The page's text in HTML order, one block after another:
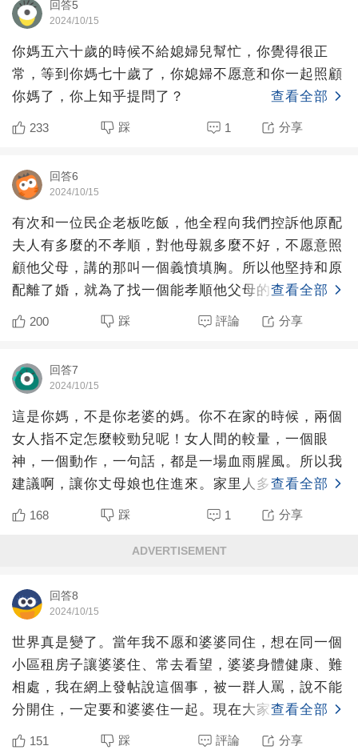
回答5
2024/10/15
你媽五六十歲的時候不給媳婦兒幫忙，你覺得很正
常，等到你媽七十歲了，你媳婦不愿意和你一起照顧
你媽了，你上知乎提問了？
查看全部
233 踩 1 分享
回答6
2024/10/15
有次和一位民企老板吃飯，他全程向我們控訴他原配
夫人有多麼的不孝順，對他母親多麼不好，不愿意照
顧他父母，講的那叫一個義憤填胸。所以他堅持和原
配離了婚，就為了找一個能孝順他父母的女人，結果
呢終于在事業有成
查看全部
200 踩 評論 分享
回答7
2024/10/15
這是你媽，不是你老婆的媽。你不在家的時候，兩個
女人指不定怎麼較勁兒呢！女人間的較量，一個眼
神，一個動作，一句話，都是一場血雨腥風。所以我
建議啊，讓你丈母娘也住進來。家里人多更熱鬧…
查看全部
168 踩 1 分享
ADVERTISEMENT
回答8
2024/10/15
世界真是變了。當年我不愿和婆婆同住，想在同一個
小區租房子讓婆婆住、常去看望，婆婆身體健康、難
相處，我在網上發帖說這個事，被一群人罵，說不能
分開住，一定要和婆婆住一起。現在大家普遍不想和
婆婆住了。我覺得
查看全部
151 踩 評論 分享